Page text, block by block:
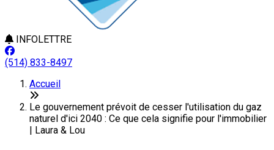
INFOLETTRE
(514) 833-8497
Accueil
Le gouvernement prévoit de cesser l'utilisation du gaz
naturel d'ici 2040 : Ce que cela signifie pour l'immobilier
| Laura & Lou